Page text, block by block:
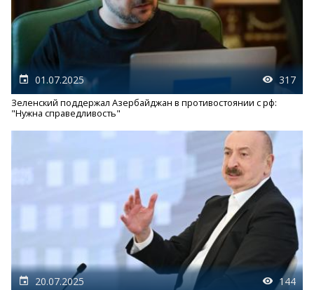
01.07.2025 317
Зеленский поддержал Азербайджан в противостоянии с рф:
"Нужна справедливость"
20.07.2025 144